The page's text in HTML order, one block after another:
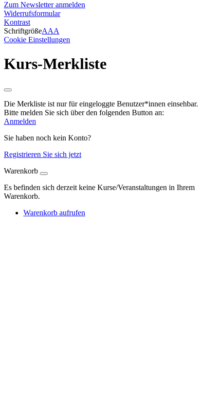
Zum Newsletter anmelden
Widerrufsformular
Kontrast
SchriftgrößeAAA
Cookie Einstellungen
Kurs-Merkliste
Die Merkliste ist nur für eingeloggte Benutzer*innen einsehbar.
Bitte melden Sie sich über den folgenden Button an:
Anmelden
Sie haben noch kein Konto?
Registrieren Sie sich jetzt
Warenkorb
Es befinden sich derzeit keine Kurse/Veranstaltungen in Ihrem
Warenkorb.
Warenkorb aufrufen